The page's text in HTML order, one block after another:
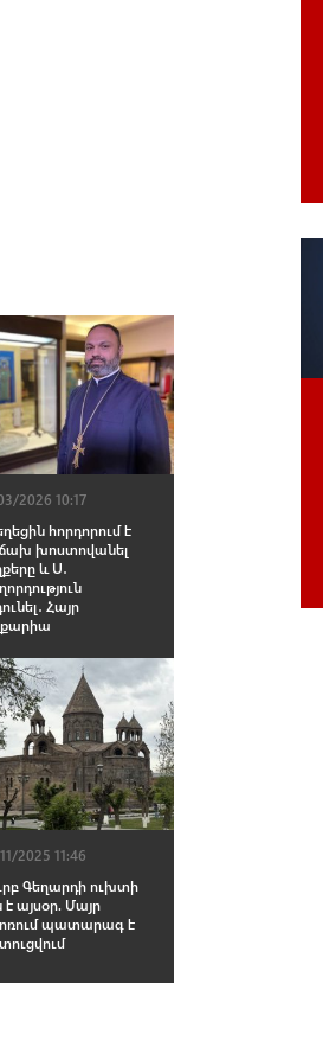
2026 10:17
հորդորում է
խոստովանել
և Ս․
Հայր
2025 11:46
Գեղարդի ուխտի
է այսօր. Մայր
պատարագ է